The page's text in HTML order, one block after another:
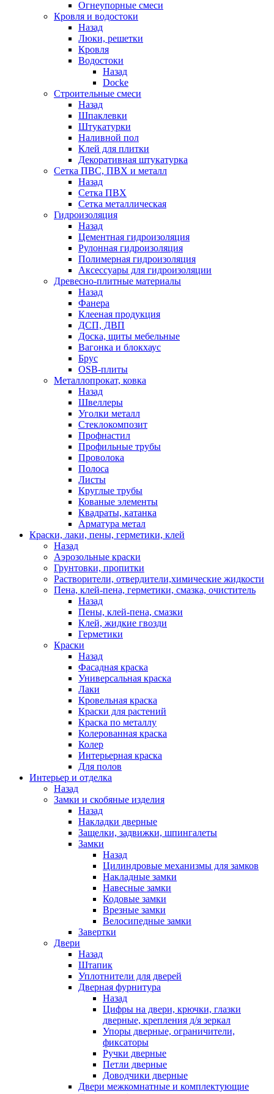
Огнеупорные смеси
Кровля и водостоки
Назад
Люки, решетки
Кровля
Водостоки
Назад
Docke
Строительные смеси
Назад
Шпаклевки
Штукатурки
Наливной пол
Клей для плитки
Декоративная штукатурка
Сетка ПВС, ПВХ и металл
Назад
Сетка ПВХ
Сетка металлическая
Гидроизоляция
Назад
Цементная гидроизоляция
Рулонная гидроизоляция
Полимерная гидроизоляция
Аксессуары для гидроизоляции
Древесно-плитные материалы
Назад
Фанера
Клееная продукция
ДСП, ДВП
Доска, щиты мебельные
Вагонка и блокхаус
Брус
OSB-плиты
Металлопрокат, ковка
Назад
Швеллеры
Уголки металл
Стеклокомпозит
Профнастил
Профильные трубы
Проволока
Полоса
Листы
Круглые трубы
Кованые элементы
Квадраты, катанка
Арматура метал
Краски, лаки, пены, герметики, клей
Назад
Аэрозольные краски
Грунтовки, пропитки
Растворители, отвердители,химические жидкости
Пена, клей-пена, герметики, смазка, очиститель
Назад
Пены, клей-пена, смазки
Клей, жидкие гвозди
Герметики
Краски
Назад
Фасадная краска
Универсальная краска
Лаки
Кровельная краска
Краски для растений
Краска по металлу
Колерованная краска
Колер
Интерьерная краска
Для полов
Интерьер и отделка
Назад
Замки и скобяные изделия
Назад
Накладки дверные
Защелки, задвижки, шпингалеты
Замки
Назад
Цилиндровые механизмы для замков
Накладные замки
Навесные замки
Кодовые замки
Врезные замки
Велосипедные замки
Завертки
Двери
Назад
Штапик
Уплотнители для дверей
Дверная фурнитура
Назад
Цифры на двери, крючки, глазки
дверные, крепления д/я зеркал
Упоры дверные, ограничители,
фиксаторы
Ручки дверные
Петли дверные
Доводчики дверные
Двери межкомнатные и комплектующие